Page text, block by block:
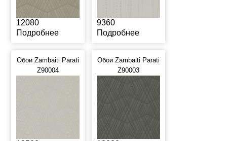
12080
Подробнее
9360
Подробнее
Обои Zambaiti Parati
Z90004
Обои Zambaiti Parati
Z90003